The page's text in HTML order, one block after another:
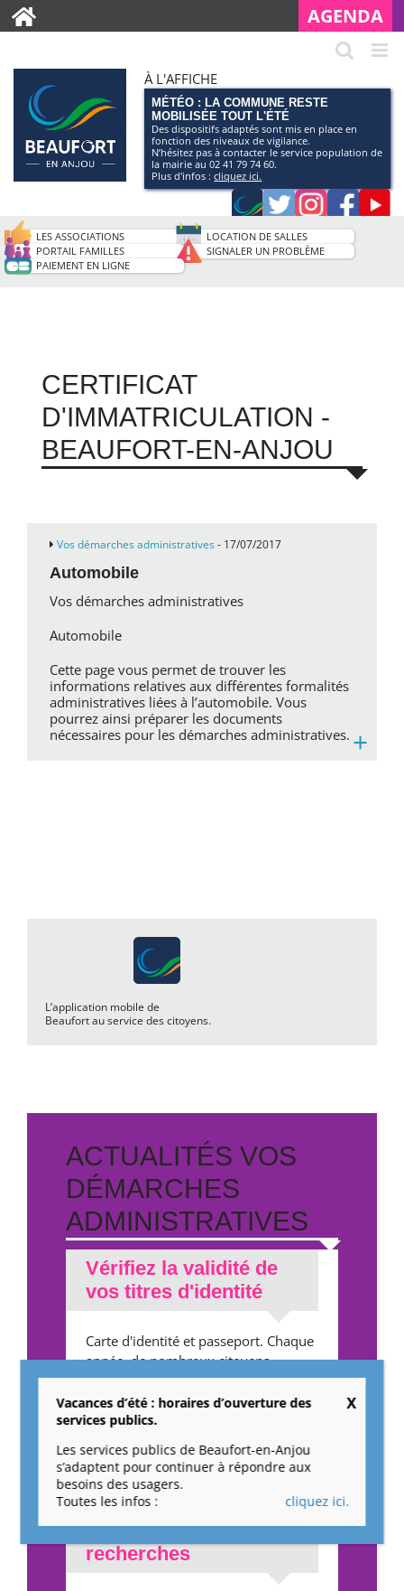
AGENDA
À L'AFFICHE
MÉTÉO : LA COMMUNE RESTE
MOBILISÉE TOUT L'ÉTÉ
Des dispositifs adaptés sont mis en place en
fonction des niveaux de vigilance.
N’hésitez pas à contacter le service population de
la mairie au 02 41 79 74 60.
Plus d'infos :cliquez ici.
Application
smartphone
de
TwitterInstagram
LES ASSOCIATIONS
LOCATION DE SALLES
PORTAIL FAMILLES
SIGNALER UN PROBLÈME
PAIEMENT EN LIGNE
CERTIFICAT
D'IMMATRICULATION -
BEAUFORT-EN-ANJOU
Vos démarches administratives- 17/07/2017
Automobile
Vos démarches administratives
Automobile
Cette page vous permet de trouver les
informations relatives aux différentes formalités
administratives liées à l’automobile. Vous
pourrez ainsi préparer les documents
nécessaires pour les démarches administratives. +
L’application mobile de
Beaufort au service des citoyens.
ACTUALITÉS VOS
DÉMARCHES
ADMINISTRATIVES
Vérifiez la validité de
vos titres d'identité
Carte d'identité et passeport. Chaque
année, de nombreux citoyens
oublient de vérifier la validité de
leurs titres d’identité. Il est important
de savoir qu’une carte d’identité,
valide, est obligatoire pour ...
Cimetières : un outil
pour faciliter vos
recherches
Vacances d’été : horaires d’ouverture des
services publics.
Les services publics de Beaufort-en-Anjou
s’adaptent pour continuer à répondre aux
besoins des usagers.
Toutes les infos :
cliquez ici.